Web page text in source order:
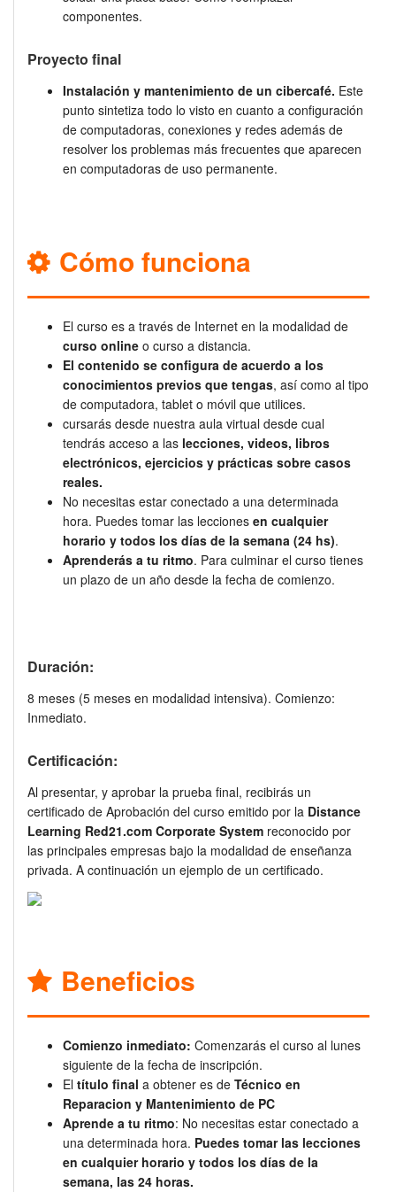
componentes.
Proyecto final
Instalación y mantenimiento de un cibercafé. Este
punto sintetiza todo lo visto en cuanto a configuración
de computadoras, conexiones y redes además de
resolver los problemas más frecuentes que aparecen
en computadoras de uso permanente.
Cómo funciona
El curso es a través de Internet en la modalidad de
curso online o curso a distancia.
El contenido se configura de acuerdo a los
conocimientos previos que tengas, así como al tipo
de computadora, tablet o móvil que utilices.
cursarás desde nuestra aula virtual desde cual
tendrás acceso a las lecciones, videos, libros
electrónicos, ejercicios y prácticas sobre casos
reales.
No necesitas estar conectado a una determinada
hora. Puedes tomar las lecciones en cualquier
horario y todos los días de la semana (24 hs).
Aprenderás a tu ritmo. Para culminar el curso tienes
un plazo de un año desde la fecha de comienzo.
Duración:
8 meses (5 meses en modalidad intensiva). Comienzo:
Inmediato.
Certificación:
Al presentar, y aprobar la prueba final, recibirás un
certificado de Aprobación del curso emitido por la Distance
Learning Red21.com Corporate System reconocido por
las principales empresas bajo la modalidad de enseñanza
privada. A continuación un ejemplo de un certificado.
Beneficios
Comienzo inmediato: Comenzarás el curso al lunes
siguiente de la fecha de inscripción.
El título final a obtener es de Técnico en
Reparacion y Mantenimiento de PC
Aprende a tu ritmo: No necesitas estar conectado a
una determinada hora. Puedes tomar las lecciones
en cualquier horario y todos los días de la
semana, las 24 horas.